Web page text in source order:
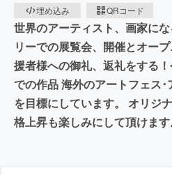
埋め込み
QRコード
世界のアーティスト、画家に
リーでの展覧会、開催とオー
援者様への御礼、返礼をする
での作品 海外のアートフェス
を目標にしています。 オリジ
格上昇も楽しみにして頂けます